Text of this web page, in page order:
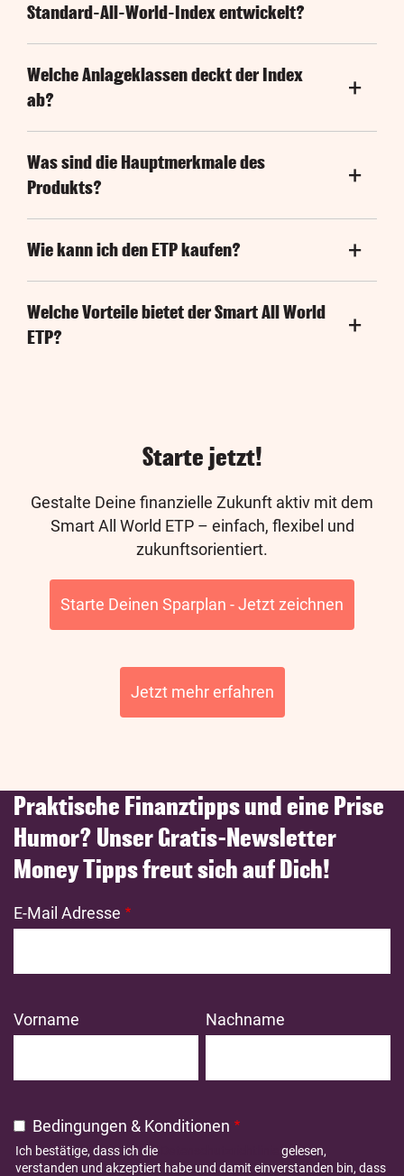
Standard-All-World-Index entwickelt?
Welche Anlageklassen deckt der Index
ab?
Was sind die Hauptmerkmale des
Produkts?
Wie kann ich den ETP kaufen?
Welche Vorteile bietet der Smart All World
ETP?
Starte jetzt!
Gestalte Deine finanzielle Zukunft aktiv mit dem
Smart All World ETP – einfach, flexibel und
zukunftsorientiert.
Starte Deinen Sparplan - Jetzt zeichnen
Jetzt mehr erfahren
Praktische Finanztipps und eine Prise
Humor? Unser Gratis-Newsletter
Money Tipps freut sich auf Dich!
E-Mail Adresse
Vorname Nachname
Bedingungen & Konditionen
Ich bestätige, dass ich die
gelesen,
verstanden und akzeptiert habe und damit einverstanden bin, dass